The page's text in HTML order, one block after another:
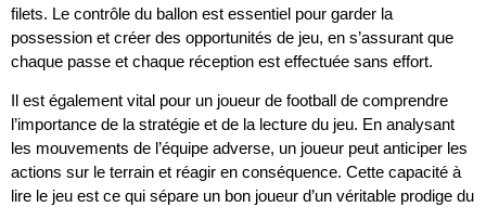
filets. Le contrôle du ballon est essentiel pour garder la
possession et créer des opportunités de jeu, en s’assurant que
chaque passe et chaque réception est effectuée sans effort.
Il est également vital pour un joueur de football de comprendre
l’importance de la stratégie et de la lecture du jeu. En analysant
les mouvements de l’équipe adverse, un joueur peut anticiper les
actions sur le terrain et réagir en conséquence. Cette capacité à
lire le jeu est ce qui sépare un bon joueur d’un véritable prodige du